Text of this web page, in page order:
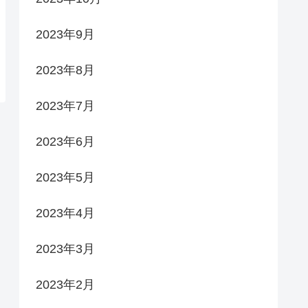
2023年9月
2023年8月
2023年7月
2023年6月
2023年5月
2023年4月
2023年3月
2023年2月